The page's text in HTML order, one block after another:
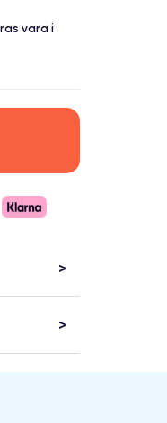
vara i